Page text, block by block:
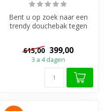
Bent u op zoek naar een
trendy douchebak tegen
deze ...
615,00 399,00
3 a 4 dagen